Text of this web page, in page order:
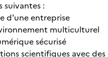
suivantes :
d'une entreprise
multiculturel
sécurisé
scientifiques avec des